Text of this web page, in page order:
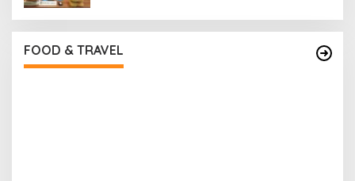
FOOD & TRAVEL
Batal ke Tempat Lain
Di Food & Travel |